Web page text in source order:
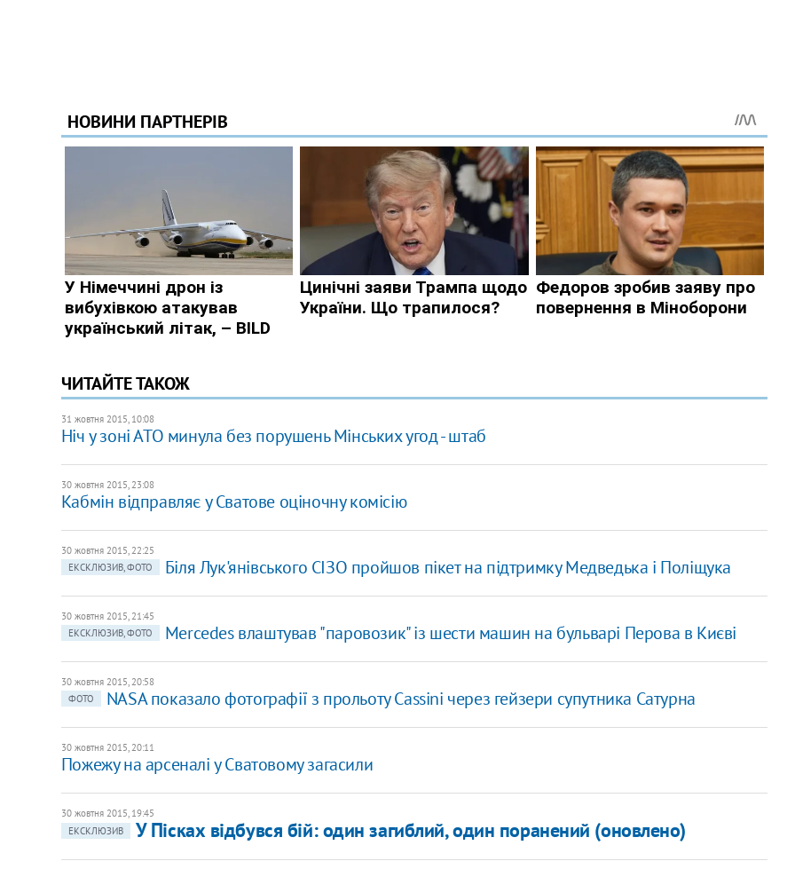
ЧИТАЙТЕ ТАКОЖ
31 жовтня 2015, 10:08
Ніч у зоні АТО минула без порушень Мінських угод - штаб
30 жовтня 2015, 23:08
Кабмін відправляє у Сватове оціночну комісію
30 жовтня 2015, 22:25
ЕКСКЛЮЗИВ, ФОТО
Біля Лук'янівського СІЗО пройшов пікет на підтримку Медведька і Поліщука
30 жовтня 2015, 21:45
ЕКСКЛЮЗИВ, ФОТО
Mercedes влаштував "паровозик" із шести машин на бульварі Перова в Києві
30 жовтня 2015, 20:58
ФОТО
NASA показало фотографії з прольоту Cassini через гейзери супутника Сатурна
30 жовтня 2015, 20:11
Пожежу на арсеналі у Сватовому загасили
30 жовтня 2015, 19:45
ЕКСКЛЮЗИВ
У Пісках відбувся бій: один загиблий, один поранений (оновлено)